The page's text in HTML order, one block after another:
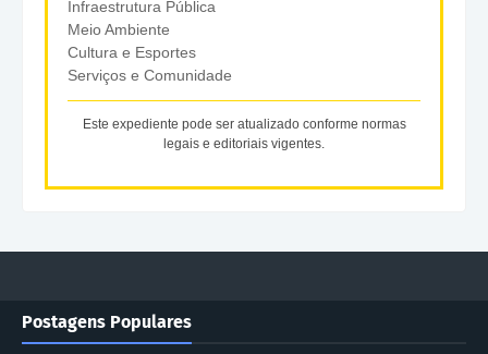
Infraestrutura Pública
Meio Ambiente
Cultura e Esportes
Serviços e Comunidade
Este expediente pode ser atualizado conforme normas
legais e editoriais vigentes.
Postagens Populares